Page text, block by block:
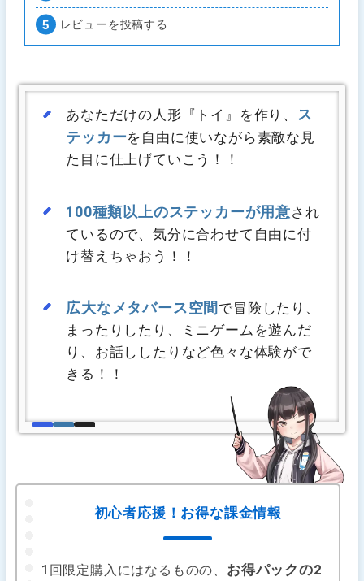
レビューを投稿する
あなただけの人形『トイ』を作り、 ス
テッカーを自由に使いながら素敵な見
た目に仕上げていこう！！
100種類以上のステッカーが用意され
ているので、気分に合わせて自由に付
け替えちゃおう！！
広大なメタバース空間で冒険したり、
まったりしたり、ミニゲームを遊んだ
り、お話ししたりなど色々な体験がで
きる！！
初心者応援！お得な課金情報
1回限定購入にはなるものの、 お得パックの2